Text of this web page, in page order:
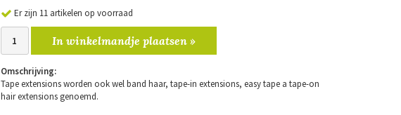
Er zijn 11 artikelen op voorraad
In winkelmandje plaatsen »
Omschrijving:
Tape extensions worden ook wel band haar, tape-in extensions, easy tape a tape-on
hair extensions genoemd.